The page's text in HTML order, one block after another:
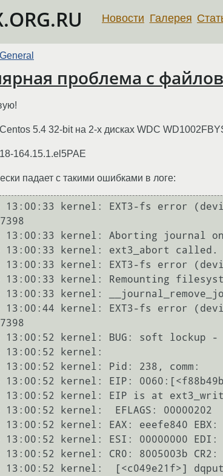
Новости Галерея
General
проблема с
5.4 32-bit на 2-х дисках WDC
164.15.1.el5PAE
падает с такими ошибками в логе:
13:00:33 kernel: EXT3-fs error
13:00:33 kernel: Aborting journal on
13:00:33 kernel: ext3_abort called.
13:00:33 kernel: EXT3-fs error
13:00:33 kernel: Remounting
13:00:33 kernel:
13:00:44 kernel: EXT3-fs error
13:00:52 kernel: BUG: soft lockup -
13:00:52 kernel:
13:00:52 kernel: Pid: 238, comm:
13:00:52 kernel: EIP:
13:00:52 kernel: EIP is at
13:00:52 kernel:  EFLAGS:
13:00:52 kernel: EAX: eeefe840 EBX:
13:00:52 kernel: ESI: 00000000
13:00:52 kernel: CR0: 8005003b CR2:
13:00:52 kernel:  [<c049e21f>]